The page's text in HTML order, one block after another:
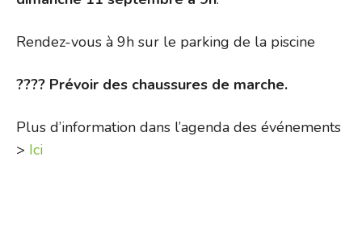
Rendez-vous à 9h sur le parking de la piscine
???? Prévoir des chaussures de marche.
Plus d’information dans l’agenda des événements
> Ici